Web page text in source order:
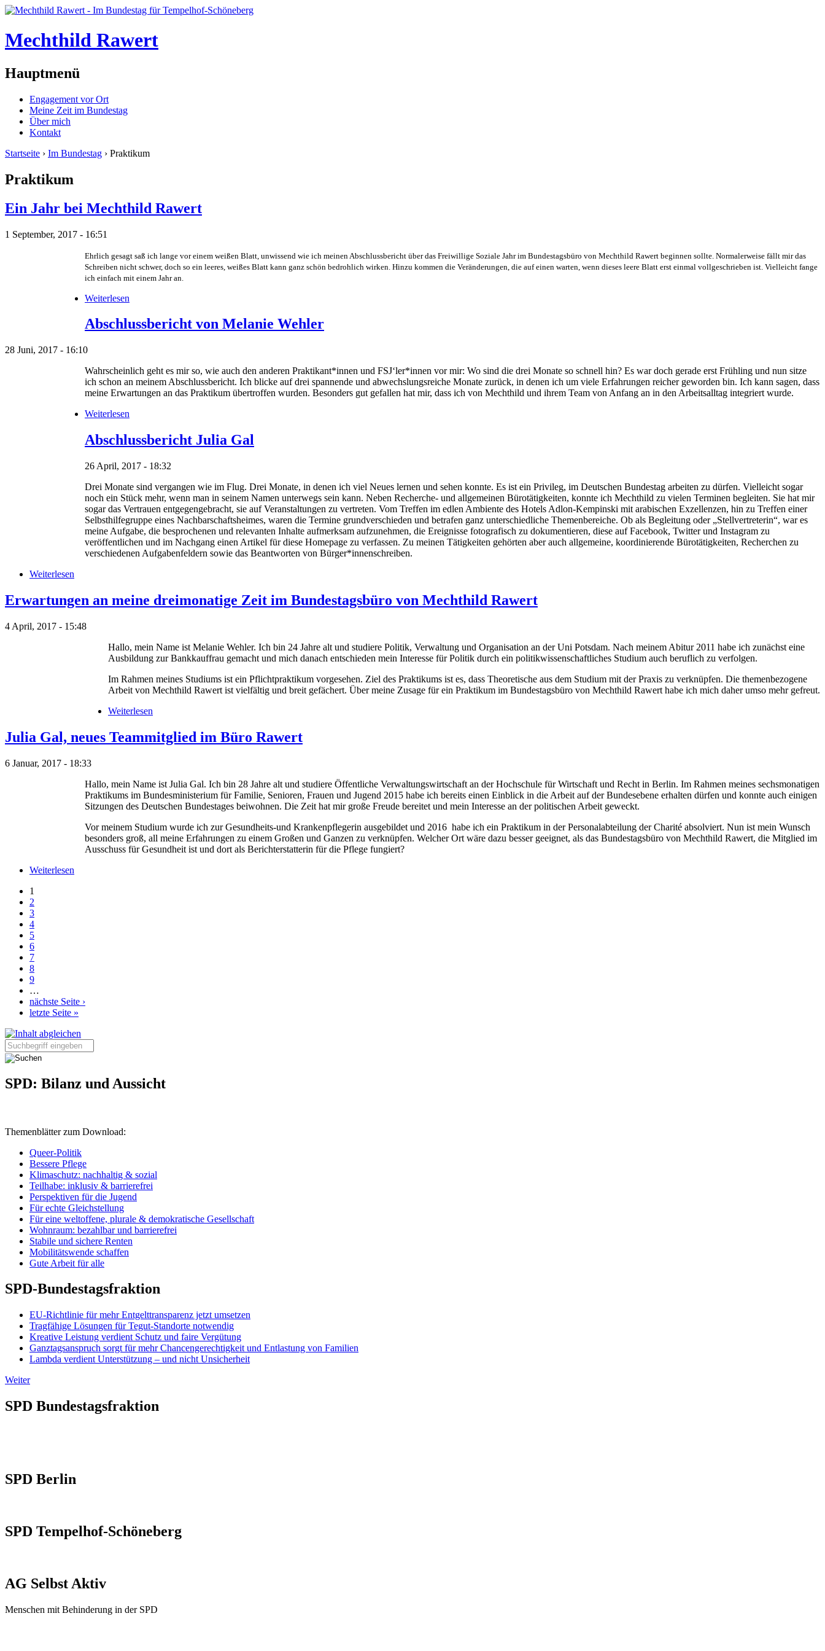
Mechthild Rawert
Hauptmenü
Engagement vor Ort
Meine Zeit im Bundestag
Über mich
Kontakt
Startseite › Im Bundestag › Praktikum
Praktikum
Ein Jahr bei Mechthild Rawert
1 September, 2017 - 16:51
Ehrlich gesagt saß ich lange vor einem weißen Blatt, unwissend wie ich meinen Abschlussbericht über das Freiwillige Soziale Jahr im Bundestagsbüro von Mechthild Rawert beginnen sollte. Normalerweise fällt mir das
Schreiben nicht schwer, doch so ein leeres, weißes Blatt kann ganz schön bedrohlich wirken. Hinzu kommen die Veränderungen, die auf einen warten, wenn dieses leere Blatt erst einmal vollgeschrieben ist. Vielleicht fange
ich einfach mit einem Jahr an.
Weiterlesen
Abschlussbericht von Melanie Wehler
28 Juni, 2017 - 16:10
Wahrscheinlich geht es mir so, wie auch den anderen Praktikant*innen und FSJ‘ler*innen vor mir: Wo sind die drei Monate so schnell hin? Es war doch gerade erst Frühling und nun sitze
ich schon an meinem Abschlussbericht. Ich blicke auf drei spannende und abwechslungsreiche Monate zurück, in denen ich um viele Erfahrungen reicher geworden bin. Ich kann sagen, dass
meine Erwartungen an das Praktikum übertroffen wurden. Besonders gut gefallen hat mir, dass ich von Mechthild und ihrem Team von Anfang an in den Arbeitsalltag integriert wurde.
Weiterlesen
Abschlussbericht Julia Gal
26 April, 2017 - 18:32
Drei Monate sind vergangen wie im Flug. Drei Monate, in denen ich viel Neues lernen und sehen konnte. Es ist ein Privileg, im Deutschen Bundestag arbeiten zu dürfen. Vielleicht sogar
noch ein Stück mehr, wenn man in seinem Namen unterwegs sein kann. Neben Recherche- und allgemeinen Bürotätigkeiten, konnte ich Mechthild zu vielen Terminen begleiten. Sie hat mir
sogar das Vertrauen entgegengebracht, sie auf Veranstaltungen zu vertreten. Vom Treffen im edlen Ambiente des Hotels Adlon-Kempinski mit arabischen Exzellenzen, hin zu Treffen einer
Selbsthilfegruppe eines Nachbarschaftsheimes, waren die Termine grundverschieden und betrafen ganz unterschiedliche Themenbereiche. Ob als Begleitung oder „Stellvertreterin“, war es
meine Aufgabe, die besprochenen und relevanten Inhalte aufmerksam aufzunehmen, die Ereignisse fotografisch zu dokumentieren, diese auf Facebook, Twitter und Instagram zu
veröffentlichen und im Nachgang einen Artikel für diese Homepage zu verfassen. Zu meinen Tätigkeiten gehörten aber auch allgemeine, koordinierende Bürotätigkeiten, Recherchen zu
verschiedenen Aufgabenfeldern sowie das Beantworten von Bürger*innenschreiben.
Weiterlesen
Erwartungen an meine dreimonatige Zeit im Bundestagsbüro von Mechthild Rawert
4 April, 2017 - 15:48
Hallo, mein Name ist Melanie Wehler. Ich bin 24 Jahre alt und studiere Politik, Verwaltung und Organisation an der Uni Potsdam. Nach meinem Abitur 2011 habe ich zunächst eine
Ausbildung zur Bankkauffrau gemacht und mich danach entschieden mein Interesse für Politik durch ein politikwissenschaftliches Studium auch beruflich zu verfolgen.
Im Rahmen meines Studiums ist ein Pflichtpraktikum vorgesehen. Ziel des Praktikums ist es, dass Theoretische aus dem Studium mit der Praxis zu verknüpfen. Die themenbezogene
Arbeit von Mechthild Rawert ist vielfältig und breit gefächert. Über meine Zusage für ein Praktikum im Bundestagsbüro von Mechthild Rawert habe ich mich daher umso mehr gefreut.
Weiterlesen
Julia Gal, neues Teammitglied im Büro Rawert
6 Januar, 2017 - 18:33
Hallo, mein Name ist Julia Gal. Ich bin 28 Jahre alt und studiere Öffentliche Verwaltungswirtschaft an der Hochschule für Wirtschaft und Recht in Berlin. Im Rahmen meines sechsmonatigen
Praktikums im Bundesministerium für Familie, Senioren, Frauen und Jugend 2015 habe ich bereits einen Einblick in die Arbeit auf der Bundesebene erhalten dürfen und konnte auch einigen
Sitzungen des Deutschen Bundestages beiwohnen. Die Zeit hat mir große Freude bereitet und mein Interesse an der politischen Arbeit geweckt.
Vor meinem Studium wurde ich zur Gesundheits-und Krankenpflegerin ausgebildet und 2016 habe ich ein Praktikum in der Personalabteilung der Charité absolviert. Nun ist mein Wunsch
besonders groß, all meine Erfahrungen zu einem Großen und Ganzen zu verknüpfen. Welcher Ort wäre dazu besser geeignet, als das Bundestagsbüro von Mechthild Rawert, die Mitglied im
Ausschuss für Gesundheit ist und dort als Berichterstatterin für die Pflege fungiert?
Weiterlesen
1
2
3
4
5
6
7
8
9
…
nächste Seite ›
letzte Seite »
Seite durchsuchen:
SPD: Bilanz und Aussicht
Themenblätter zum Download:
Queer-Politik
Bessere Pflege
Klimaschutz: nachhaltig & sozial
Teilhabe: inklusiv & barrierefrei
Perspektiven für die Jugend
Für echte Gleichstellung
Für eine weltoffene, plurale & demokratische Gesellschaft
Wohnraum: bezahlbar und barrierefrei
Stabile und sichere Renten
Mobilitätswende schaffen
Gute Arbeit für alle
SPD-Bundestagsfraktion
EU-Richtlinie für mehr Entgelttransparenz jetzt umsetzen
Tragfähige Lösungen für Tegut-Standorte notwendig
Kreative Leistung verdient Schutz und faire Vergütung
Ganztagsanspruch sorgt für mehr Chancengerechtigkeit und Entlastung von Familien
Lambda verdient Unterstützung – und nicht Unsicherheit
Weiter
SPD Bundestagsfraktion
SPD Berlin
SPD Tempelhof-Schöneberg
AG Selbst Aktiv
Menschen mit Behinderung in der SPD